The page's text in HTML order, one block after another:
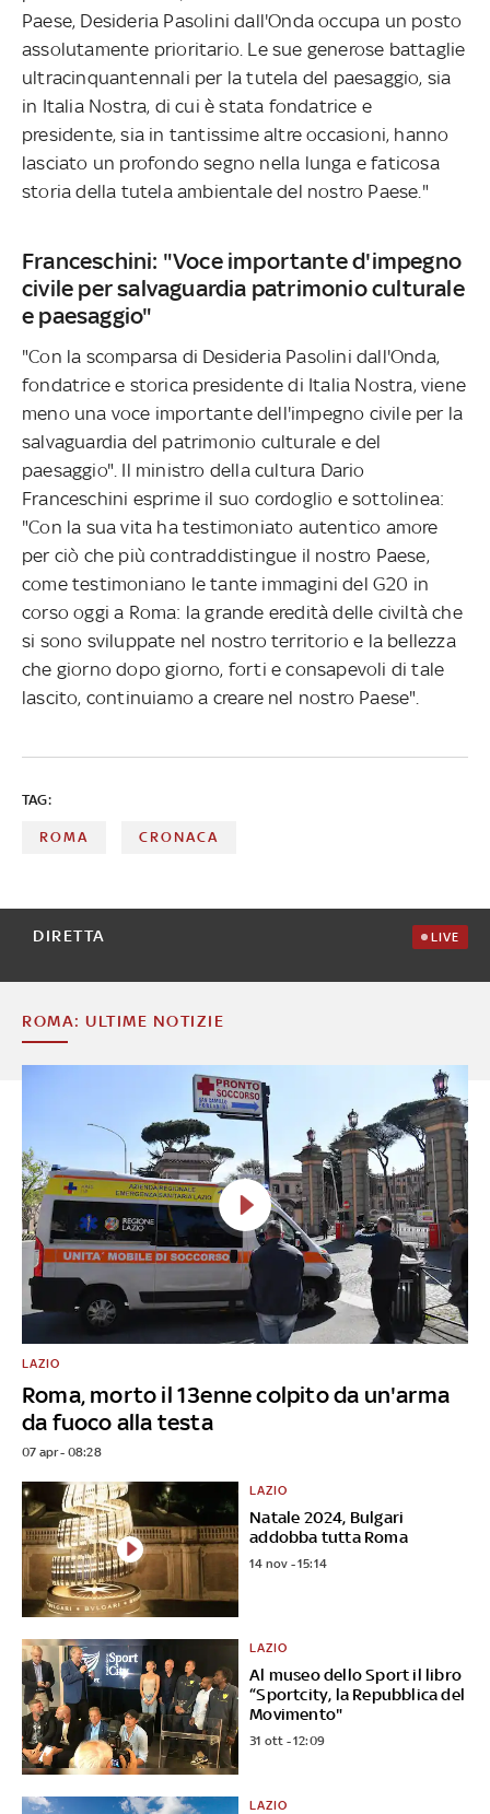
Paese, Desideria Pasolini dall'Onda occupa un posto
assolutamente prioritario. Le sue generose battaglie
ultracinquantennali per la tutela del paesaggio, sia
in Italia Nostra, di cui è stata fondatrice e
presidente, sia in tantissime altre occasioni, hanno
lasciato un profondo segno nella lunga e faticosa
storia della tutela ambientale del nostro Paese."
Franceschini: "Voce importante d'impegno
civile per salvaguardia patrimonio culturale
e paesaggio"
"Con la scomparsa di Desideria Pasolini dall'Onda,
fondatrice e storica presidente di Italia Nostra, viene
meno una voce importante dell'impegno civile per la
salvaguardia del patrimonio culturale e del
paesaggio". Il ministro della cultura Dario
Franceschini esprime il suo cordoglio e sottolinea:
"Con la sua vita ha testimoniato autentico amore
per ciò che più contraddistingue il nostro Paese,
come testimoniano le tante immagini del G20 in
corso oggi a Roma: la grande eredità delle civiltà che
si sono sviluppate nel nostro territorio e la bellezza
che giorno dopo giorno, forti e consapevoli di tale
lascito, continuiamo a creare nel nostro Paese".
TAG:
ROMA CRONACA
DIRETTA LIVE
ROMA: ULTIME NOTIZIE
Roma, morto il 13enne colpito da un'arma
da fuoco alla testa
LAZIO
07 apr - 08:28
Natale 2024, Bulgari
addobba tutta Roma
LAZIO
14 nov - 15:14
Al museo dello Sport il libro
“Sportcity, la Repubblica del
Movimento"
LAZIO
31 ott - 12:09
LAZIO